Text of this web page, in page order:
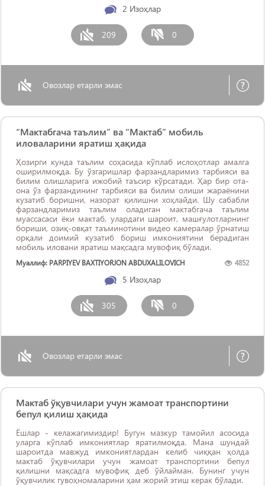
2 Изоҳлар
209 0
Овозлар етарли эмас
“Мактабгача таълим” ва “Мактаб” мобиль
иловаларини яратиш ҳақида
Ҳозирги кунда таълим соҳасида кўплаб ислоҳотлар амалга
оширилмоқда. Бу ўзгаришлар фарзандларимиз тарбияси ва
билим олишларига ижобий таъсир кўрсатади. Ҳар бир ота-
она ўз фарзандининг тарбияси ва билим олиши жараёнини
кузатиб боришни, назорат қилишни хоҳлайди. Шу сабабли
фарзандларимиз таълим оладиган мактабгача таълим
муассасаси ёки мактаб, улардаги шароит, машғулотларнинг
бориши, озиқ-овқат таъминотини видео камералар ўрнатиш
орқали доимий кузатиб бориш имкониятини берадиган
мобиль иловани яратиш мақсадга мувофиқ бўлади.
Муаллиф: PARPIYEV BAXTIYORJON ABDUXALILOVICH 4852
5 Изоҳлар
305 0
Овозлар етарли эмас
Мактаб ўқувчилари учун жамоат транспортини
бепул қилиш ҳақида
Ёшлар - келажагимиздир! Бугун мазкур тамойил асосида
уларга кўплаб имкониятлар яратилмоқда. Мана шундай
шароитда мавжуд имкониятлардан келиб чиққан ҳолда
мактаб ўқувчилари учун жамоат транспортини бепул
қилишни мақсадга мувофиқ деб ўйлайман. Бунинг учун
ўқувчилик гувоҳномаларини ҳам жорий этиш керак бўлади.